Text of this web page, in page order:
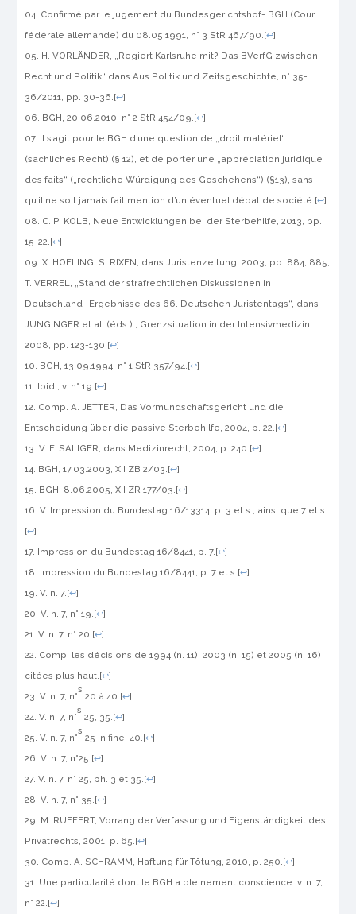
Confirmé par le jugement du Bundesgerichtshof- BGH (Cour
fédérale allemande) du 08.05.1991, n° 3 StR 467/90.[↩]
H. VORLÄNDER, „Regiert Karlsruhe mit? Das BVerfG zwischen
Recht und Politik“ dansAus Politik und Zeitsgeschichte, n° 35-
36/2011, pp. 30-36.[↩]
BGH, 20.06.2010, n° 2 StR 454/09.[↩]
Il s’agit pour le BGH d’une question de „droit matériel“
(sachliches Recht) (§ 12), et de porter une „appréciation juridique
des faits“ („rechtliche Würdigung des Geschehens“) (§13), sans
qu’il ne soit jamais fait mention d’un éventuel débat de société.[↩]
C. P. KOLB, Neue Entwicklungen bei der Sterbehilfe, 2013, pp.
15-22.[↩]
X. HÖFLING, S. RIXEN, dansJuristenzeitung, 2003, pp. 884, 885;
T. VERREL, „Stand der strafrechtlichen Diskussionen in
Deutschland- Ergebnisse des 66. Deutschen Juristentags“, dans
JUNGINGER et al. (éds.)., Grenzsituation in der Intensivmedizin,
2008, pp. 123-130.[↩]
BGH, 13.09.1994, n° 1 StR 357/94.[↩]
Ibid., v. n° 19.[↩]
Comp. A. JETTER, Das Vormundschaftsgericht und die
Entscheidung über die passive Sterbehilfe, 2004, p. 22.[↩]
V. F. SALIGER, dans Medizinrecht, 2004, p. 240.[↩]
BGH, 17.03.2003, XII ZB 2/03.[↩]
BGH, 8.06.2005, XII ZR 177/03.[↩]
V. Impression du Bundestag 16/13314, p. 3 et s., ainsi que 7 et s.
[↩]
Impression du Bundestag 16/8441, p. 7.[↩]
Impression du Bundestag 16/8441, p. 7 et s.[↩]
V. n. 7.[↩]
V. n. 7, n° 19.[↩]
V. n. 7, n° 20.[↩]
Comp. les décisions de 1994 (n. 11), 2003 (n. 15) et 2005 (n. 16)
citées plus haut.[↩]
V. n. 7, n°
s
20 à 40.[↩]
V. n. 7, n°
s
25, 35.[↩]
V. n. 7, n°
s
25 in fine, 40.[↩]
V. n. 7, n°25.[↩]
V. n. 7, n° 25, ph. 3 et 35.[↩]
V. n. 7, n° 35.[↩]
M. RUFFERT,Vorrang der Verfassung und Eigenständigkeit des
Privatrechts, 2001, p. 65.[↩]
Comp. A. SCHRAMM, Haftung für Tötung, 2010, p. 250.[↩]
Une particularité dont le BGH a pleinement conscience: v. n. 7,
n° 22.[↩]